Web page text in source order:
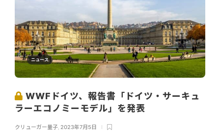
ニュース
WWFドイツ、報告書「ドイツ・サーキュ
ラーエコノミーモデル」を発表
クリューガー量子 2023年7月5日